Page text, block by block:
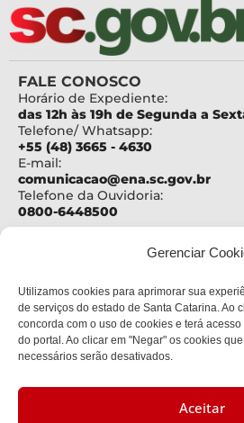
Gerenciar
Utilizamos cookies para aprimorar sua
de serviços do estado de Santa Catarina. Ao
concorda com o uso de cookies e terá
do portal. Ao clicar em "Negar" os cookies
necessários serão desativados.
Aceitar
FALE CONOSCO
Horário de Expediente:
das 12h às 19h de Segunda a
Telefone/ Whatsapp:
+55 (48) 3665 - 4630
E-mail:
comunicacao@ena.sc.gov.br
Telefone da Ouvidoria:
0800-6448500
Centro Administrativo Governador
Rod. SC 401 – Km 15, nº 4600
Bloco III - 2º andar
Bairro:
Saco Grande
Cidade:
CEP: